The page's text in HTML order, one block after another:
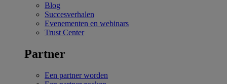
Blog
Succesverhalen
Evenementen en webinars
Trust Center
Partner
Een partner worden